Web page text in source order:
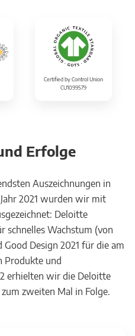
Certified by Control Union
CU1099579
Erfolge
Auszeichnungen in
2021 wurden wir mit
Deloitte
schnelles Wachstum (von
Design 2021 für die am
Produkte und
erhielten wir die Deloitte
zweiten Mal in Folge.